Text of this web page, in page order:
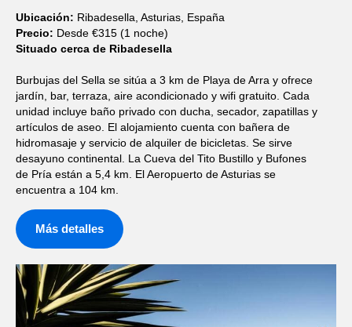
Ubicación: Ribadesella, Asturias, España
Precio: Desde €315 (1 noche)
Situado cerca de Ribadesella
Burbujas del Sella se sitúa a 3 km de Playa de Arra y ofrece
jardín, bar, terraza, aire acondicionado y wifi gratuito. Cada
unidad incluye baño privado con ducha, secador, zapatillas y
artículos de aseo. El alojamiento cuenta con bañera de
hidromasaje y servicio de alquiler de bicicletas. Se sirve
desayuno continental. La Cueva del Tito Bustillo y Bufones
de Pría están a 5,4 km. El Aeropuerto de Asturias se
encuentra a 104 km.
Más detalles